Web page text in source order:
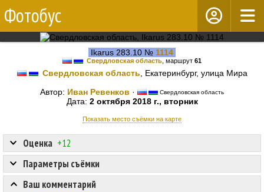
Фотобус
Ikarus 283.10 № 1114
Свердловская область , маршрут 61
Свердловская область , Екатеринбург, улица Мира
Автор: Иван Ревенков · Свердловская область
Дата: 2 октября 2018 г., вторник
Показать место съёмки на карте
Оценка +12
Параметры съёмки
Ваш комментарий